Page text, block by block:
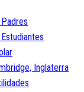
Inglaterra